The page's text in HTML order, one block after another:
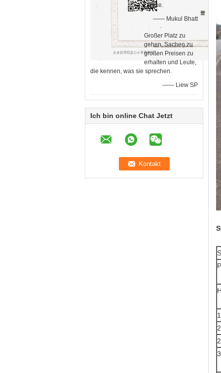
Danke.
—— Mukul Bhatt
Großer Platz zu
gehen, Sachen zu
großen Preisen zu
erhalten und Leute,
die kennen, was sie sprechen.
—— Liew SP
Ich bin online Chat Jetzt